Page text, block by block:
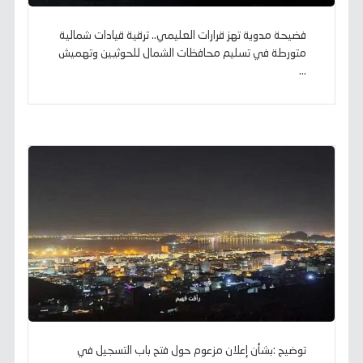
فضيحة مدوية تهز قرارات العليمي.. ترقية قيادات شمالية
متورطة في تسليم محافظات الشمال للحوثيين وتهميش
...
توضيح :بشأن إعلان مزعوم حول فتح باب التسجيل في